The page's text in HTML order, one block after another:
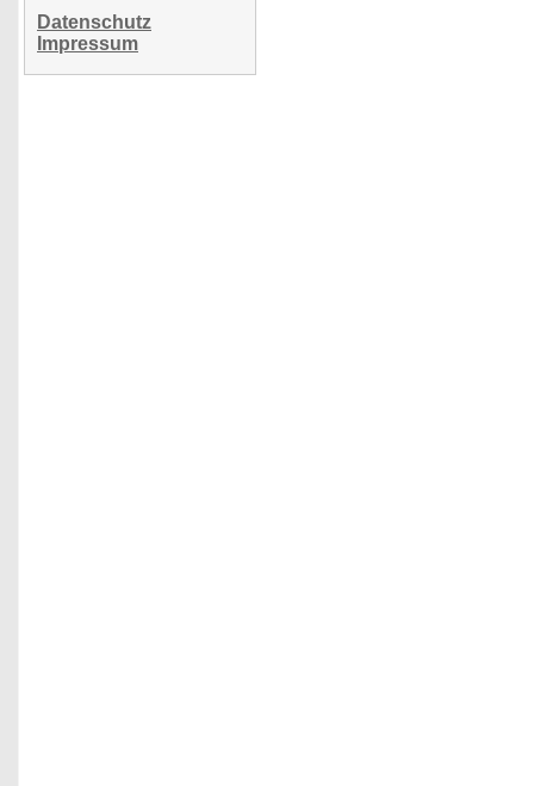
Datenschutz
Impressum